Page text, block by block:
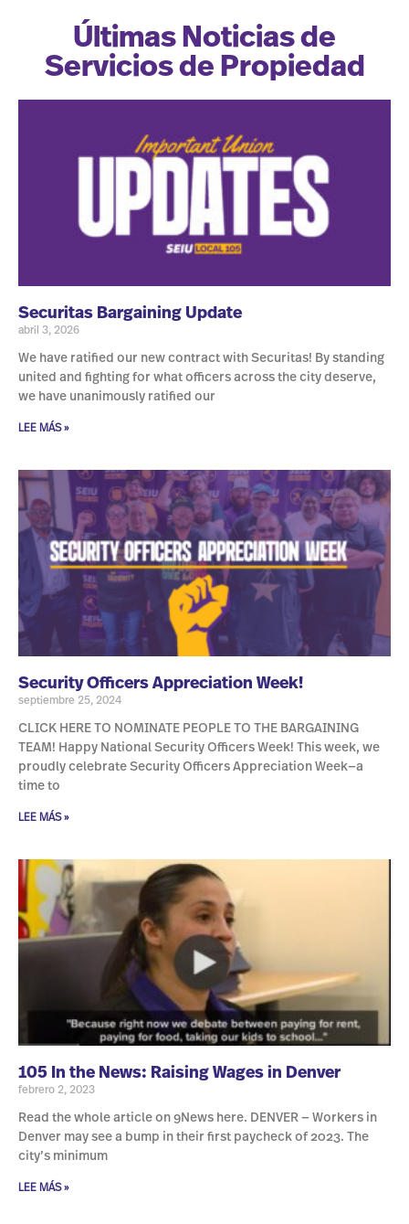
Últimas Noticias de
Servicios de Propiedad
Securitas Bargaining Update
abril 3, 2026
We have ratified our new contract with Securitas! By standing
united and fighting for what officers across the city deserve,
we have unanimously ratified our
LEE MÁS »
Security Officers Appreciation Week!
septiembre 25, 2024
CLICK HERE TO NOMINATE PEOPLE TO THE BARGAINING
TEAM! Happy National Security Officers Week! This week, we
proudly celebrate Security Officers Appreciation Week—a
time to
LEE MÁS »
105 In the News: Raising Wages in Denver
febrero 2, 2023
Read the whole article on 9News here. DENVER — Workers in
Denver may see a bump in their first paycheck of 2023. The
city’s minimum
LEE MÁS »